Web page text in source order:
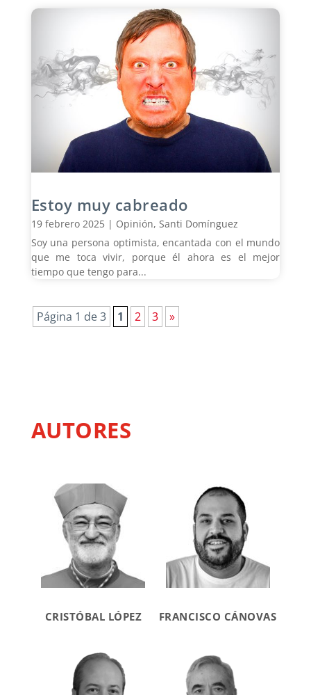
Estoy muy cabreado
19 febrero 2025| Opinión, Santi Domínguez
Soy una persona optimista, encantada con el mundo
que me toca vivir, porque él ahora es el mejor
tiempo que tengo para...
Página 1 de 3 1 2 3 »
AUTORES
CRISTÓBAL LÓPEZ FRANCISCO CÁNOVAS